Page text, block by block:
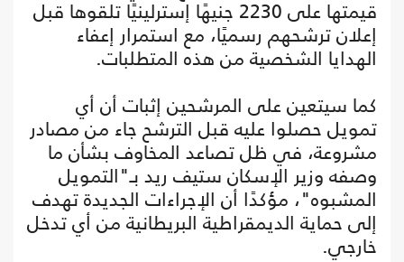
قيمتها على 2230 جنيهًا إسترلينيًا تلقوها قبل
إعلان ترشحهم رسميًا، مع استمرار إعفاء
الهدايا الشخصية من هذه المتطلبات.
كما سيتعين على المرشحين إثبات أن أي
تمويل حصلوا عليه قبل الترشح جاء من مصادر
مشروعة، في ظل تصاعد المخاوف بشأن ما
وصفه وزير الإسكان ستيف ريد بـ"التمويل
المشبوه"، مؤكدًا أن الإجراءات الجديدة تهدف
إلى حماية الديمقراطية البريطانية من أي تدخل
خارجي.